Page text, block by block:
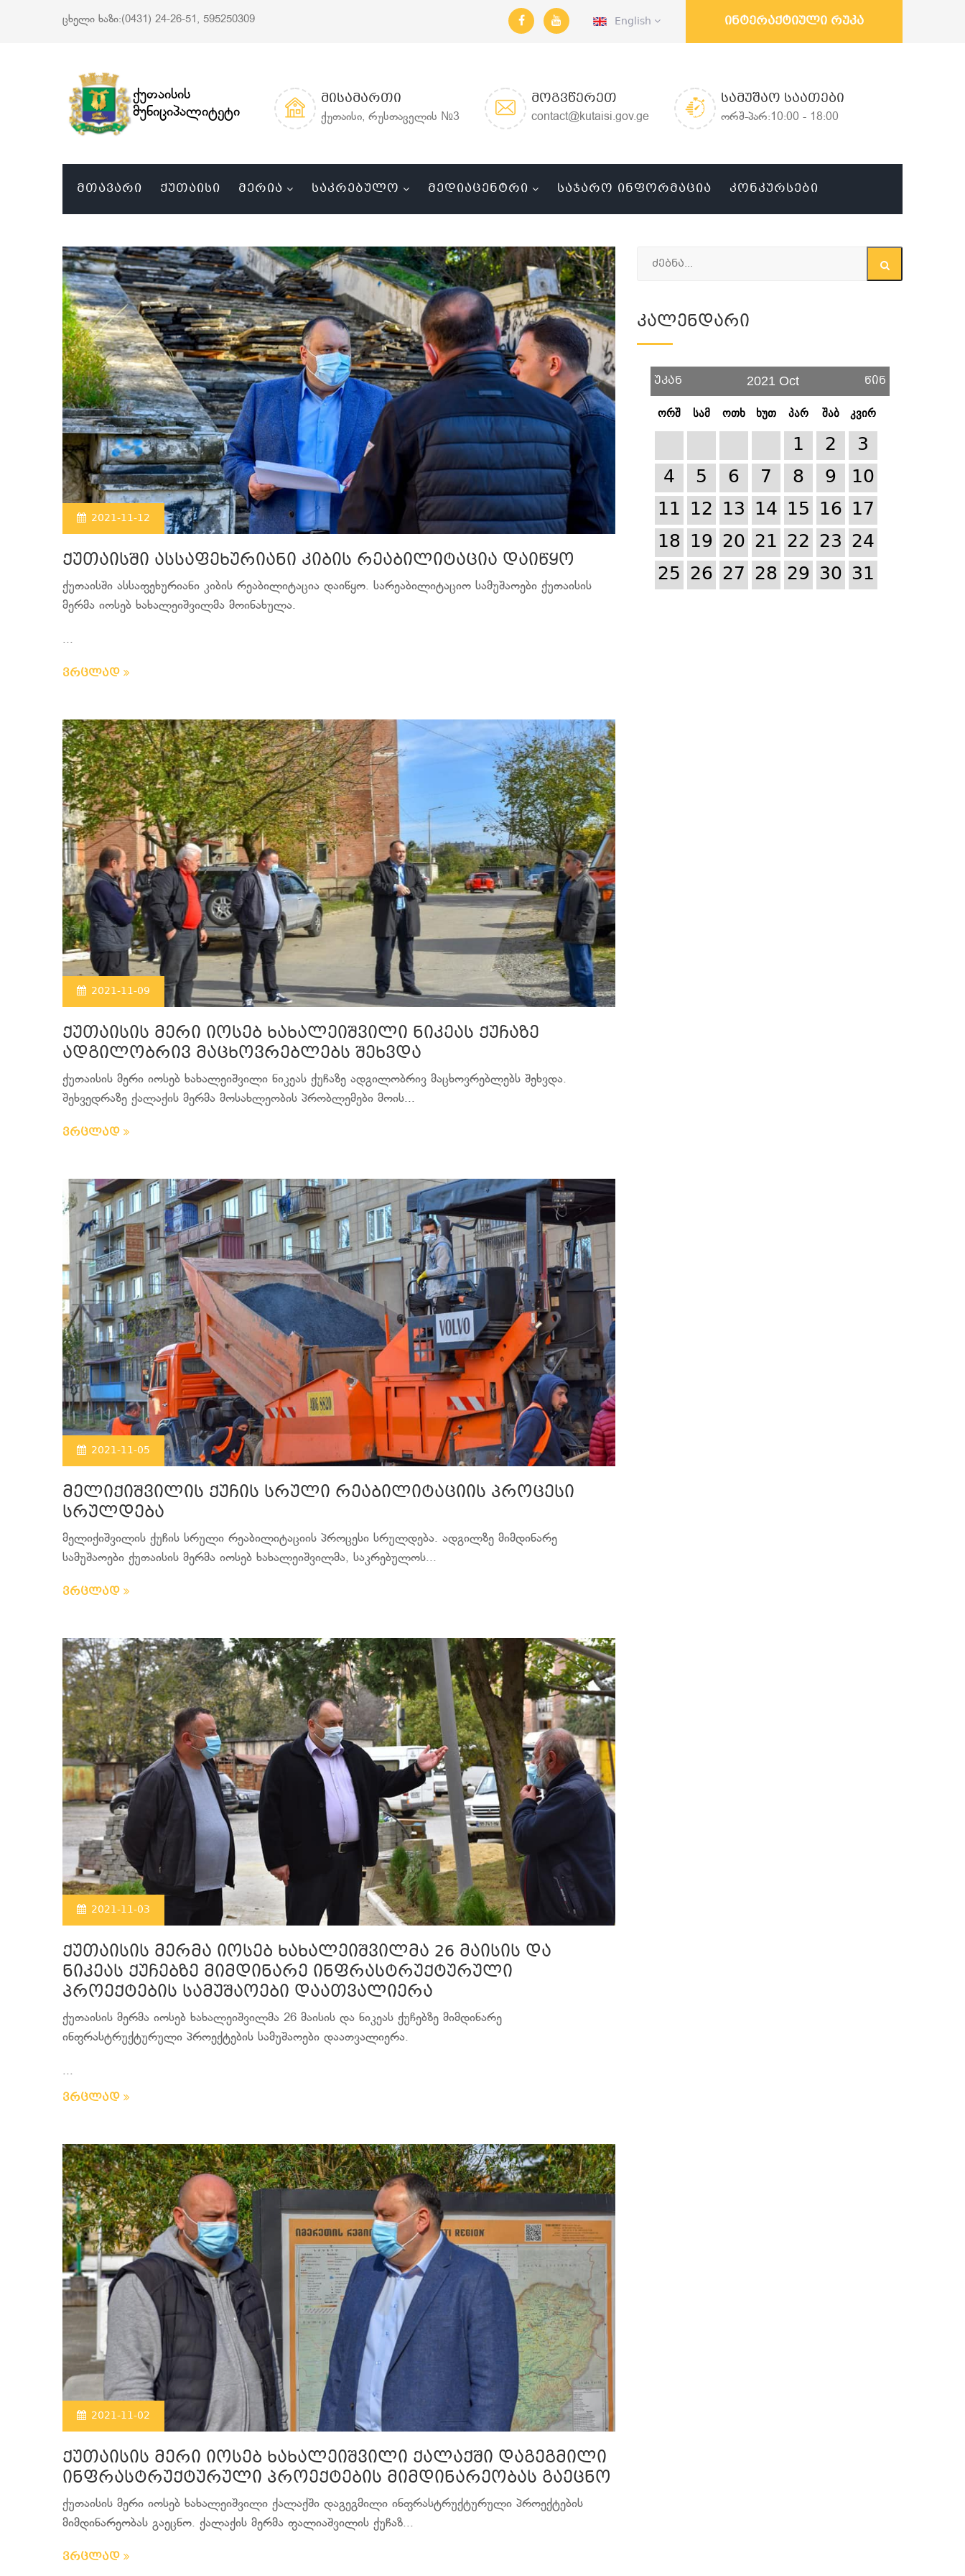
ცხელი ხაზი:(0431) 24-26-51, 595250309 English ინტერაქტიული რუკა
ქუთაისის
მუნიციპალიტეტი
ᲛᲘᲡᲐᲛᲐᲠᲗᲘ
ქუთაისი, რუსთაველის №3
ᲛᲝᲒᲕᲬᲔᲠᲔᲗ
contact@kutaisi.gov.ge
ᲡᲐᲛᲣᲨᲐᲝ ᲡᲐᲐᲗᲔᲑᲘ
ორშ-პარ:10:00 - 18:00
ᲛᲗᲐᲕᲐᲠᲘ ᲥᲣᲗᲐᲘᲡᲘ ᲛᲔᲠᲘᲐ ᲡᲐᲙᲠᲔᲑᲣᲚᲝ ᲛᲔᲓᲘᲐᲪᲔᲜᲢᲠᲘ ᲡᲐᲯᲐᲠᲝ ᲘᲜᲤᲝᲠᲛᲐᲪᲘᲐ ᲙᲝᲜᲙᲣᲠᲡᲔᲑᲘ
2021-11-12
ქუთაისში ასსაფეხურიანი კიბის რეაბილიტაცია დაიწყო
ქუთაისში ასსაფეხურიანი კიბის რეაბილიტაცია დაიწყო. სარეაბილიტაციო სამუშაოები ქუთაისის
მერმა იოსებ ხახალეიშვილმა მოინახულა.
...
ვრცლად
2021-11-09
ქუთაისის მერი იოსებ ხახალეიშვილი ნიკეას ქუჩაზე
ადგილობრივ მაცხოვრებლებს შეხვდა
ქუთაისის მერი იოსებ ხახალეიშვილი ნიკეას ქუჩაზე ადგილობრივ მაცხოვრებლებს შეხვდა.
შეხვედრაზე ქალაქის მერმა მოსახლეობის პრობლემები მოის...
ვრცლად
2021-11-05
მელიქიშვილის ქუჩის სრული რეაბილიტაციის პროცესი
სრულდება
მელიქიშვილის ქუჩის სრული რეაბილიტაციის პროცესი სრულდება. ადგილზე მიმდინარე
სამუშაოები ქუთაისის მერმა იოსებ ხახალეიშვილმა, საკრებულოს...
ვრცლად
2021-11-03
ქუთაისის მერმა იოსებ ხახალეიშვილმა 26 მაისის და
ნიკეას ქუჩებზე მიმდინარე ინფრასტრუქტურული
პროექტების სამუშაოები დაათვალიერა
ქუთაისის მერმა იოსებ ხახალეიშვილმა 26 მაისის და ნიკეას ქუჩებზე მიმდინარე
ინფრასტრუქტურული პროექტების სამუშაოები დაათვალიერა.
...
ვრცლად
2021-11-02
ქუთაისის მერი იოსებ ხახალეიშვილი ქალაქში დაგეგმილი
ინფრასტრუქტურული პროექტების მიმდინარეობას გაეცნო
ქუთაისის მერი იოსებ ხახალეიშვილი ქალაქში დაგეგმილი ინფრასტრუქტურული პროექტების
მიმდინარეობას გაეცნო. ქალაქის მერმა ფალიაშვილის ქუჩაზ...
ვრცლად
Კალენდარი
უკან 2021 Oct წინ
ორშ სამ ოთხ ხუთ პარ შაბ კვირ
1 2
3
4
5 6 7 8 9
10
11 12 13 14 15 16 17
18 19 20 21 22 23 24
25 26 27 28 29 30 31